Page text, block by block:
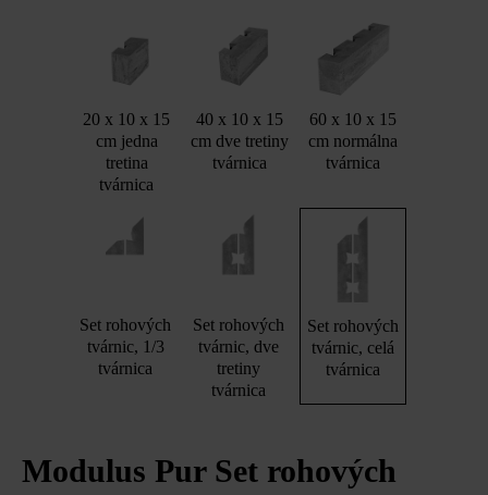
20 x 10 x 15
cm jedna
tretina
tvárnica
40 x 10 x 15
cm dve tretiny
tvárnica
60 x 10 x 15
cm normálna
tvárnica
Set rohových
tvárnic, 1/3
tvárnica
Set rohových
tvárnic, dve
tretiny
tvárnica
Set rohových
tvárnic, celá
tvárnica
Modulus Pur Set rohových